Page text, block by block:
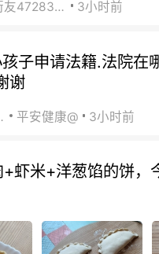
街友472838572 3小时前
子申请法籍.法院在
谢
答 平安健康@ 3小时前
虾米+洋葱馅的饼，